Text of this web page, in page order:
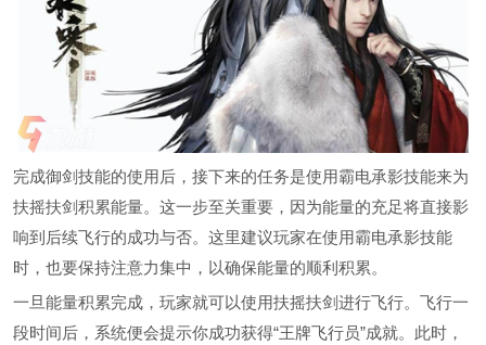
完成御剑技能的使用后，接下来的任务是使用霸电承影技能来为
扶摇扶剑积累能量。这一步至关重要，因为能量的充足将直接影
响到后续飞行的成功与否。这里建议玩家在使用霸电承影技能
时，也要保持注意力集中，以确保能量的顺利积累。
一旦能量积累完成，玩家就可以使用扶摇扶剑进行飞行。飞行一
段时间后，系统便会提示你成功获得“王牌飞行员”成就。此时，